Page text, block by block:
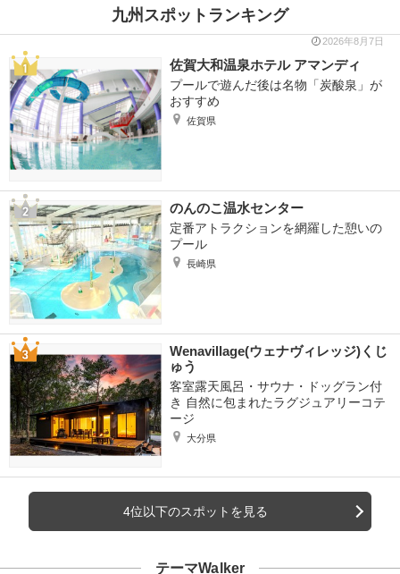
九州スポットランキング
2026年8月7日
佐賀大和温泉ホテル アマンディ
プールで遊んだ後は名物「炭酸泉」が
おすすめ
佐賀県
のんのこ温水センター
定番アトラクションを網羅した憩いの
プール
長崎県
Wenavillage(ウェナヴィレッジ)くじ
ゅう
客室露天風呂・サウナ・ドッグラン付
き 自然に包まれたラグジュアリーコテ
ージ
大分県
4位以下のスポットを見る
テーマWalker